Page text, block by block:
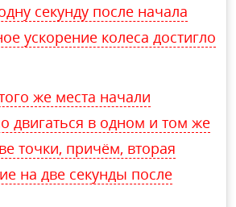
секунду после начала
ускорение колеса достигло
же места начали
двигаться в одном и том же
точки, причём, вторая
на две секунды после